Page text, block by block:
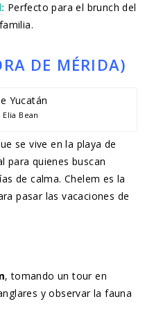
Perfecto para el brunch del
DE MÉRIDA)
Bean
se vive en la playa de
para quienes buscan
de calma. Chelem es la
pasar las vacaciones de
, tomando un tour en
y observar la fauna